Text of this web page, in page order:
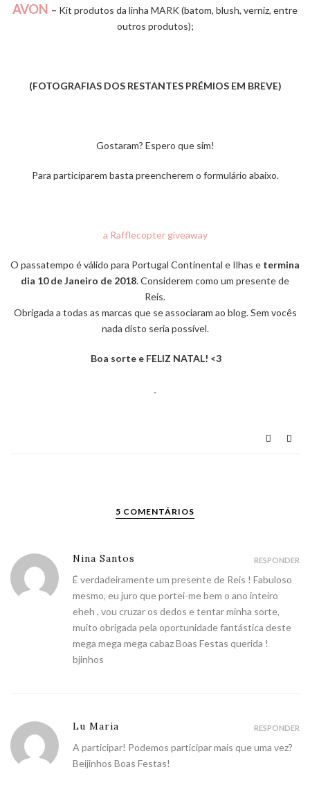
AVON – Kit produtos da linha MARK (batom, blush, verniz, entre
outros produtos);
(FOTOGRAFIAS DOS RESTANTES PRÉMIOS EM BREVE)
Gostaram? Espero que sim!
Para participarem basta preencherem o formulário abaixo.
a Rafflecopter giveaway
O passatempo é válido para Portugal Continental e Ilhas e termina
dia 10 de Janeiro de 2018. Considerem como um presente de
Reis.
Obrigada a todas as marcas que se associaram ao blog. Sem vocês
nada disto seria possível.
Boa sorte e FELIZ NATAL! <3
5 COMENTÁRIOS
Nina Santos
É verdadeiramente um presente de Reis ! Fabuloso
mesmo, eu juro que portei-me bem o ano inteiro
eheh , vou cruzar os dedos e tentar minha sorte,
muito obrigada pela oportunidade fantástica deste
mega mega mega cabaz Boas Festas querida !
bjinhos
RESPONDER
Lu Maria
A participar! Podemos participar mais que uma vez?
Beijinhos Boas Festas!
RESPONDER